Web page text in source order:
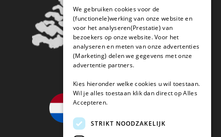
We gebruiken cookies voor de
(functionele)werking van onze website en
voor het analyseren(Prestatie) van
bezoekers op onze website. Voor het
analyseren en meten van onze advertenties
(Marketing) delen we gegevens met onze
advertentie partners.
Kies hieronder welke cookies u wil toestaan.
Wil je alles toestaan klik dan direct op Alles
Accepteren.
STRIKT NOODZAKELIJK